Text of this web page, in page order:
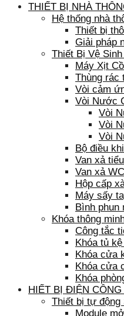
THIẾT BỊ NHÀ
Hệ thống nhà
Thiết bị
Giải pháp
Thiết Bị Vệ
Máy Xịt
Thùng rác
Vòi cảm
Vòi Nước
Vòi
Vòi
Vòi
Bộ điều
Van xả
Van xả
Hộp cấp
Máy sấy
Bình phun
Khóa thông
Công tắc
Khóa tủ
Khóa cửa
Khóa cửa
Khóa
HIẾT BỊ ĐIỆN CÔNG
Thiết bị tự động
Module